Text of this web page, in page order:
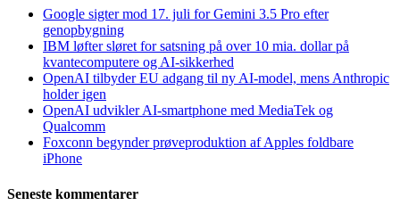
Google sigter mod 17. juli for Gemini 3.5 Pro efter
genopbygning
IBM løfter sløret for satsning på over 10 mia. dollar på
kvantecomputere og AI-sikkerhed
OpenAI tilbyder EU adgang til ny AI-model, mens Anthropic
holder igen
OpenAI udvikler AI-smartphone med MediaTek og
Qualcomm
Foxconn begynder prøveproduktion af Apples foldbare
iPhone
Seneste kommentarer